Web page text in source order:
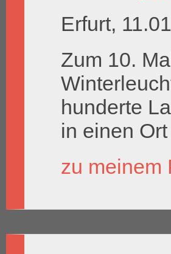
Erfurt,
Zum 10.
hunderte
in einen
zu meinem